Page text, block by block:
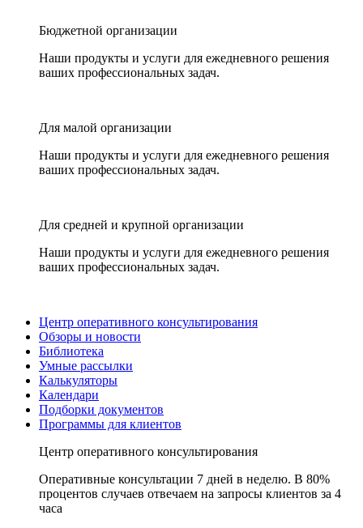
Бюджетной организации
Наши продукты и услуги для ежедневного решения
ваших профессиональных задач.
Для малой организации
Наши продукты и услуги для ежедневного решения
ваших профессиональных задач.
Для средней и крупной организации
Наши продукты и услуги для ежедневного решения
ваших профессиональных задач.
Центр оперативного консультирования
Обзоры и новости
Библиотека
Умные рассылки
Калькуляторы
Календари
Подборки документов
Программы для клиентов
Центр оперативного консультирования
Оперативные консультации 7 дней в неделю. В 80%
процентов случаев отвечаем на запросы клиентов за 4
часа